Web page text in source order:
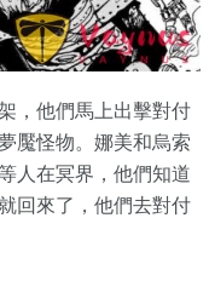
，他們馬上出擊對付
魘怪物。娜美和烏索
人在冥界，他們知道
回來了，他們去對付